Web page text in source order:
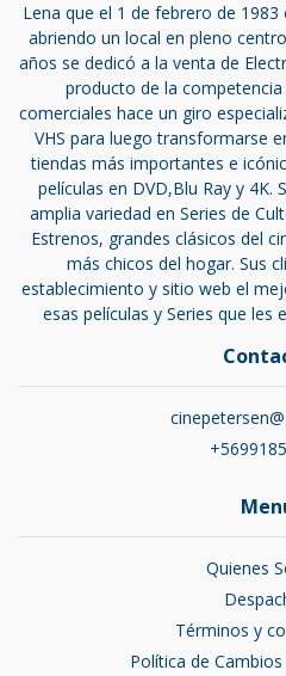
Lena que el 1 de febrero de
abriendo un local en pleno
años se dedicó a la venta de
producto de la
comerciales hace un giro
VHS para luego transformarse
tiendas más importantes e
películas en DVD,Blu Ray y 4K.
amplia variedad en Series de
Estrenos, grandes clásicos del
más chicos del hogar. Sus
establecimiento y sitio web el
esas películas y Series que les
Quienes
Términos y
Política de